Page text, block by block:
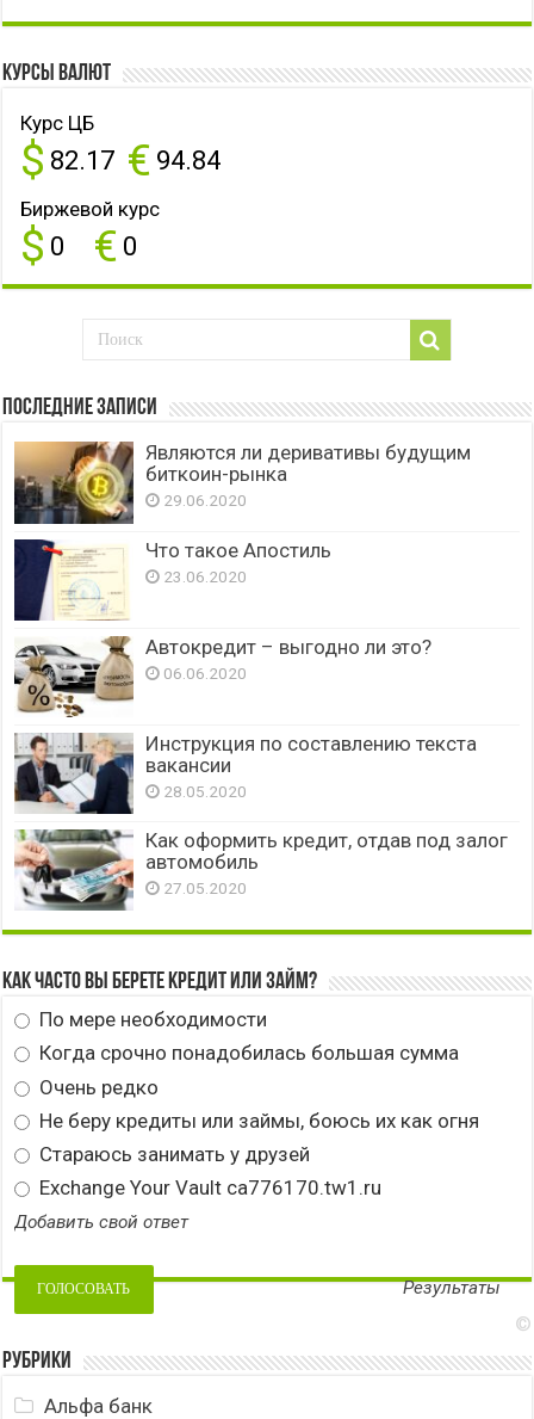
Курсы валют
Курс ЦБ
$ 82.17 € 94.84
Биржевой курс
$ 0 € 0
Последние записи
Являются ли деривативы будущим
биткоин-рынка
29.06.2020
Что такое Апостиль
23.06.2020
Автокредит – выгодно ли это?
06.06.2020
Инструкция по составлению текста
вакансии
28.05.2020
Как оформить кредит, отдав под залог
автомобиль
27.05.2020
Как часто вы берете кредит или займ?
По мере необходимости
Когда срочно понадобилась большая сумма
Очень редко
Не беру кредиты или займы, боюсь их как огня
Стараюсь занимать у друзей
Exchange Your Vault ca776170.tw1.ru
Добавить свой ответ
Результаты
©
Рубрики
Альфа банк